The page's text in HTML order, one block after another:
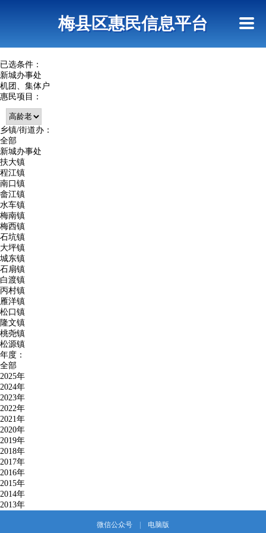
查询指引梅县区惠民信息平台
已选条件：
新城办事处
机团、集体户
惠民项目：
乡镇/街道办：
全部
新城办事处
扶大镇
程江镇
南口镇
畲江镇
水车镇
梅南镇
梅西镇
石坑镇
大坪镇
城东镇
石扇镇
白渡镇
丙村镇
雁洋镇
松口镇
隆文镇
桃尧镇
松源镇
年度：
全部
2025年
2024年
2023年
2022年
2021年
2020年
2019年
2018年
2017年
2016年
2015年
2014年
2013年
微信公众号 电脑版